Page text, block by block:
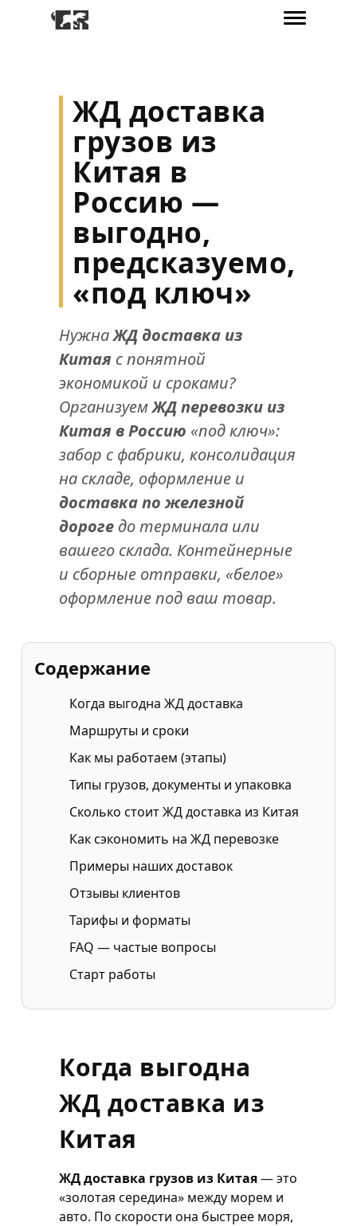
ЖД доставка
грузов из
Китая в
Россию —
выгодно,
предсказуемо,
«под ключ»
НужнаЖД доставка из
Китая с понятной
экономикой и сроками?
ОрганизуемЖД перевозки из
Китая в Россию «под ключ»:
забор с фабрики, консолидация
на складе, оформление и
доставка по железной
дороге до терминала или
вашего склада. Контейнерные
и сборные отправки, «белое»
оформление под ваш товар.
Содержание
Когда выгодна ЖД доставка
Маршруты и сроки
Как мы работаем (этапы)
Типы грузов, документы и упаковка
Сколько стоит ЖД доставка из Китая
Как сэкономить на ЖД перевозке
Примеры наших доставок
Отзывы клиентов
Тарифы и форматы
FAQ — частые вопросы
Старт работы
Когда выгодна
ЖД доставка из
Китая
ЖД доставка грузов из Китая— это
«золотая середина» между морем и
авто. По скорости она быстрее моря,